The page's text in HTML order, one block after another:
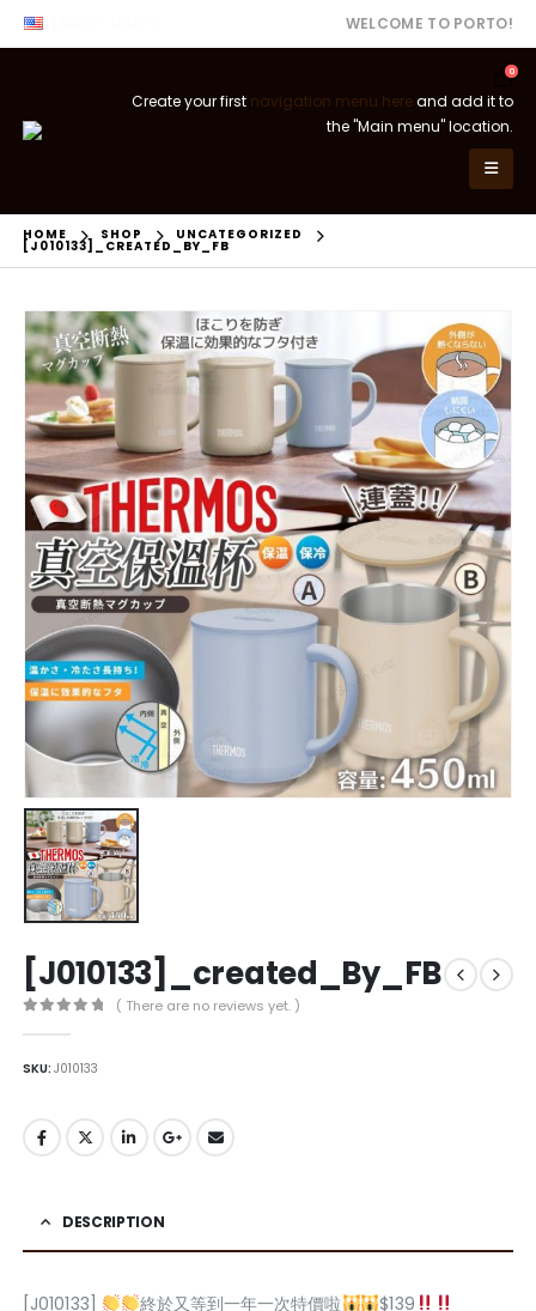
WELCOME TO PORTO!
0
Create your first navigation menu hereand add it to
the "Main menu" location.
HOME SHOP UNCATEGORIZED
[J010133]_CREATED_BY_FB
[J010133]_created_By_FB
( There are no reviews yet. )
SKU:J010133
DESCRIPTION
[J010133] 終於又等到一年一次特價啦
$139